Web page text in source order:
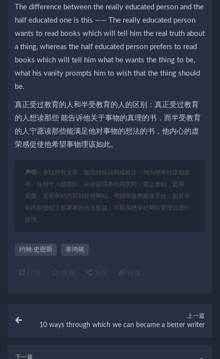
The difference between the really educated person and the
half educated one is this —— The really educated person
wants to read books which will tell him the real truth about
a thing, whereas the half educated person prefers to read
books which will tell him what he wants the thing to be,
what his vanity prompts him to wish that the thing should
be.
真正受过教育的人和半受教育的人的区别：真正受过教育
的人想读那些 能告诉他关于事物的真理的书，而半受教育
的人宁愿读那些能满足他对事物的想法的书，他内心的虚
荣感促使他希望事物理该如此。
声明： 本站所有文章，如无特殊说明或标注，均为绝学社原创发
布。任何个人或组织，在未征得本站同意时，禁止复制、盗用、
采集、发布本站内容到任何网站、书籍等各类媒体平台。如若本
站内容侵犯了原著者的合法权益，可联系绝学社网站管理员进行
处理。
约翰·史密斯 辜鸿铭
打赏 收藏 海报 链接
上一篇
10 ways through which we can became a better writer
下一篇